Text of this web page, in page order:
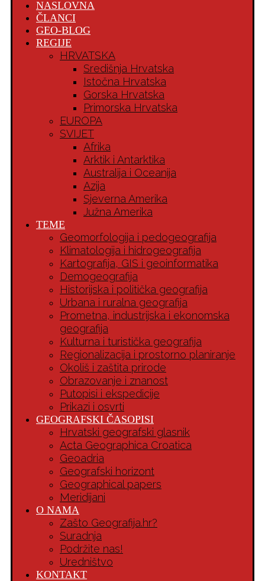
NASLOVNA
ČLANCI
GEO-BLOG
REGIJE
HRVATSKA
Središnja Hrvatska
Istočna Hrvatska
Gorska Hrvatska
Primorska Hrvatska
EUROPA
SVIJET
Afrika
Arktik i Antarktika
Australija i Oceanija
Azija
Sjeverna Amerika
Južna Amerika
TEME
Geomorfologija i pedogeografija
Klimatologija i hidrogeografija
Kartografija, GIS i geoinformatika
Demogeografija
Historijska i politička geografija
Urbana i ruralna geografija
Prometna, industrijska i ekonomska
geografija
Kulturna i turistička geografija
Regionalizacija i prostorno planiranje
Okoliš i zaštita prirode
Obrazovanje i znanost
Putopisi i ekspedicije
Prikazi i osvrti
GEOGRAFSKI ČASOPISI
Hrvatski geografski glasnik
Acta Geographica Croatica
Geoadria
Geografski horizont
Geographical papers
Meridijani
O NAMA
Zašto Geografija.hr?
Suradnja
Podržite nas!
Uredništvo
KONTAKT